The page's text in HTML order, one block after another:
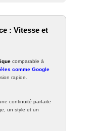
: Vitesse et
comparable à
comme Google
rapide.
continuité parfaite
un style et un